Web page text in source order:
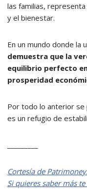
las familias,
y el bienestar.
En un mundo donde la
demuestra que la
equilibrio perfecto
prosperidad
Por todo lo anterior se
es un refugio de
Cortesía de Patrimoney.
Si quieres saber más